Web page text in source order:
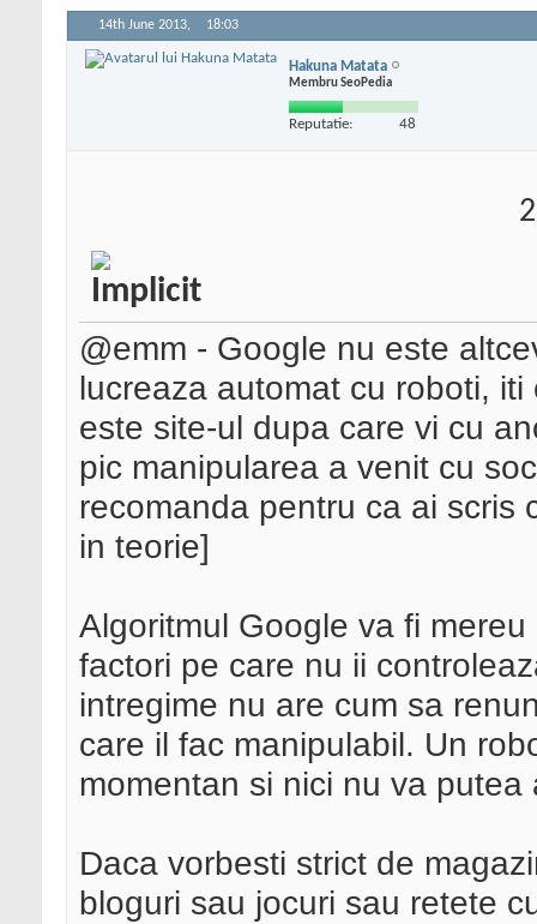
14th June 2013, 18:03
Hakuna Matata
Membru SeoPedia
Reputatie: 48
@emm - Google nu este
lucreaza automat cu roboti,
este site-ul dupa care vi cu
pic manipularea a venit cu
recomanda pentru ca ai scris
in teorie]
Algoritmul Google va fi
factori pe care nu ii
intregime nu are cum sa
care il fac manipulabil. Un
momentan si nici nu va
Daca vorbesti strict de
bloguri sau jocuri sau retete